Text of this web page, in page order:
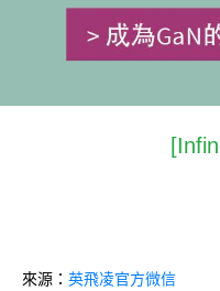
來源： 英飛凌官方微信